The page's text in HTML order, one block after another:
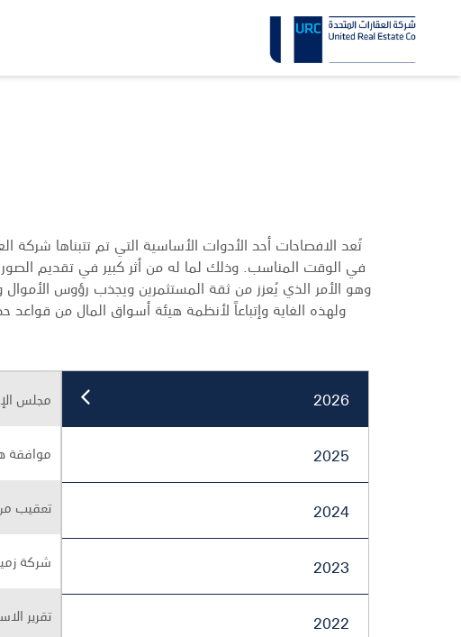
تُعد الافصاحات أحد الأدوات الأساسية التي تم تتبناها شركة
في الوقت المناسب. وذلك لما له من أثر كبير في تقديم
وهو الأمر الذي يُعزز من ثقة المستثمرين ويجذب رؤوس
ولهذه الغاية وإتباعاً لأنظمة هيئة أسواق المال من قواعد حكومة الشركات وبما
2026
2025
2024
2023
2022
مجلس
موافقة
تعقيب
شركة
تقرير